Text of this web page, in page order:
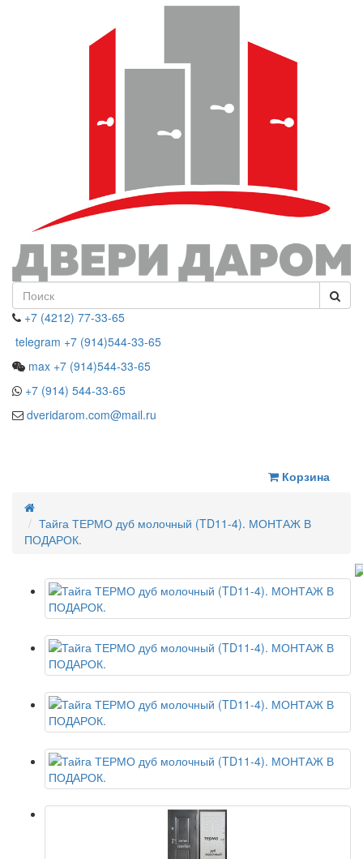
+7 (4212) 77-33-65
telegram +7 (914)544-33-65
max +7 (914)544-33-65
+7 (914) 544-33-65
dveridarom.com@mail.ru
Корзина
Тайга ТЕРМО дуб молочный (TD11-4). МОНТАЖ В
ПОДАРОК.